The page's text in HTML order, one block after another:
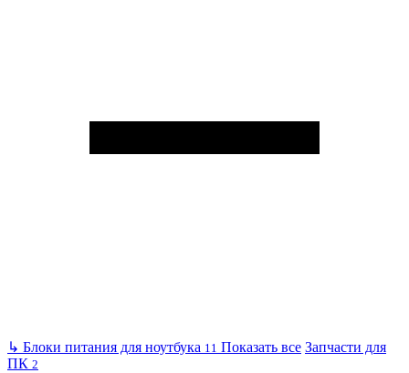
↳ Блоки питания для ноутбука 11 Показать все Запчасти для
ПК 2